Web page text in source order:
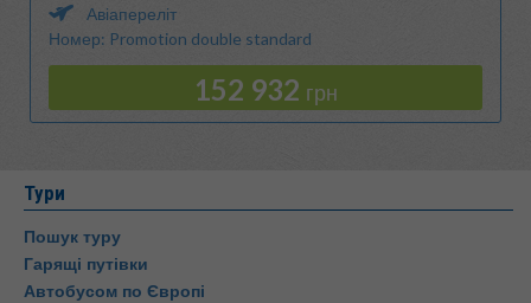
Авіапереліт
Номер: Promotion double standard
152 932 грн
Тури
Пошук туру
Гарящі путівки
Автобусом по Європі